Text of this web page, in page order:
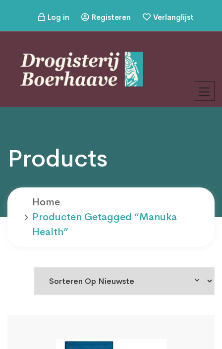
Log in Registeren Verlanglijst
Products
Home
Producten Getagged “manuka
Health”